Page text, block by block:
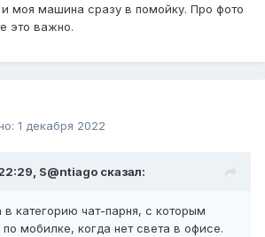
моя машина сразу в помойку. Про фото
это важно.
1 декабря 2022
S@ntiago сказал:
в категорию чат-парня, с которым
мобилке, когда нет света в офисе.